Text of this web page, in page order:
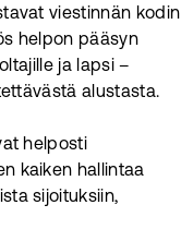
viestinnän kodin
helpon pääsyn
ja lapsi –
alustasta.
helposti
kaiken hallintaa
sijoituksiin,